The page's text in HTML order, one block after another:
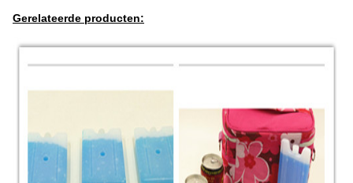
Gerelateerde producten: